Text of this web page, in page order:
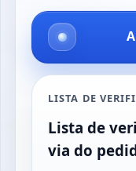
LISTA DE
Lista de
via do